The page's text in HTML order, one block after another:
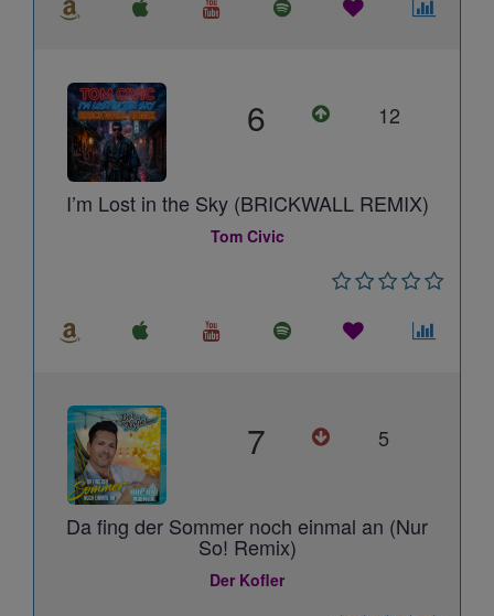
6 12
I’m Lost in the Sky (BRICKWALL REMIX)
Tom Civic
7 5
Da fing der Sommer noch einmal an (Nur
So! Remix)
Der Kofler